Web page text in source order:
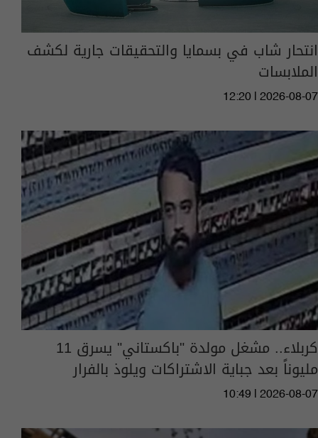
انتحار شاب في بسمايا والتحقيقات جارية لكشف
الملابسات
12:20 | 2026-08-07
كربلاء.. مشغل مولدة "باكستاني" يسرق 11
مليوناً بعد جباية الاشتراكات ويلوذ بالفرار
10:49 | 2026-08-07